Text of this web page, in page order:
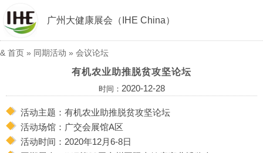
广州大健康展会（IHE China）
& 首页 » 同期活动 » 会议论坛
有机农业助推脱贫攻坚论坛
时间： 2020-12-28
活动主题：有机农业助推脱贫攻坚论坛
活动场馆：广交会展馆A区
活动时间：2020年12月6-8日